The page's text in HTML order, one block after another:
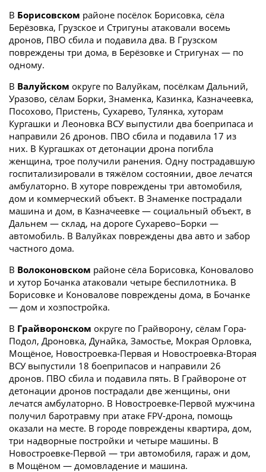
В Борисовском районе посёлок Борисовка, сёла
Берёзовка, Грузское и Стригуны атаковали восемь
дронов, ПВО сбила и подавила два. В Грузском
повреждены три дома, в Берёзовке и Стригунах — по
одному.
В Валуйском округе по Валуйкам, посёлкам Дальний,
Уразово, сёлам Борки, Знаменка, Казинка, Казначеевка,
Посохово, Пристень, Сухарево, Тулянка, хуторам
Кургашки и Леоновка ВСУ выпустили два боеприпаса и
направили 26 дронов. ПВО сбила и подавила 17 из
них. В Кургашках от детонации дрона погибла
женщина, трое получили ранения. Одну пострадавшую
госпитализировали в тяжёлом состоянии, двое лечатся
амбулаторно. В хуторе повреждены три автомобиля,
дом и коммерческий объект. В Знаменке пострадали
машина и дом, в Казначеевке — социальный объект, в
Дальнем — склад, на дороге Сухарево–Борки —
автомобиль. В Валуйках повреждены два авто и забор
частного дома.
В Волоконовском районе сёла Борисовка, Коновалово
и хутор Бочанка атаковали четыре беспилотника. В
Борисовке и Коновалове повреждены дома, в Бочанке
— дом и хозпостройка.
В Грайворонском округе по Грайворону, сёлам Гора-
Подол, Дроновка, Дунайка, Замостье, Мокрая Орловка,
Мощёное, Новостроевка-Первая и Новостроевка-Вторая
ВСУ выпустили 18 боеприпасов и направили 26
дронов. ПВО сбила и подавила пять. В Грайвороне от
детонации дронов пострадали две женщины, они
лечатся амбулаторно. В Новостроевке-Первой мужчина
получил баротравму при атаке FPV-дрона, помощь
оказали на месте. В городе повреждены квартира, дом,
три надворные постройки и четыре машины. В
Новостроевке-Первой — три автомобиля, гараж и дом,
в Мощёном — домовладение и машина.